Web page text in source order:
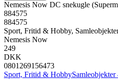
Nemesis Now DC snekugle
884575
884575
Sport, Fritid & Hobby,
Nemesis Now
249
DKK
0801269156473
Sport, Fritid & Hobby